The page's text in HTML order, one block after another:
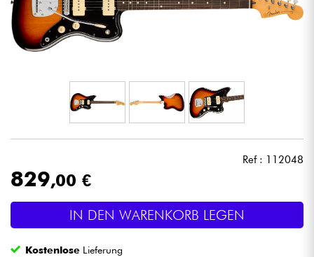
Studio
Mikros
Licht
Ref : 112048
829,00 €
IN DEN WARENKORB LEGEN
Kostenlose Lieferung